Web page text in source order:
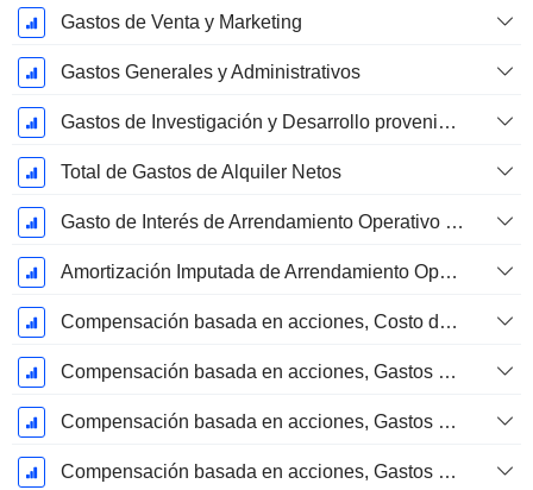
Gastos de Venta y Marketing
Gastos Generales y Administrativos
Gastos de Investigación y Desarrollo provenientes de las Notas al Pie de Página
Total de Gastos de Alquiler Netos
Gasto de Interés de Arrendamiento Operativo Imputado
Amortización Imputada de Arrendamiento Operativo
Compensación basada en acciones, Costo de los bienes vendidos (Total)
Compensación basada en acciones, Gastos de I+D (Total)
Compensación basada en acciones, Gastos de ventas y marketing (Total)
Compensación basada en acciones, Gastos generales y administrativos (Total)